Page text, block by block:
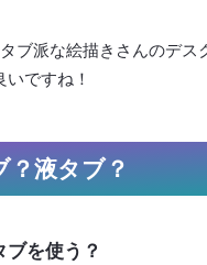
ブ派な絵描きさんのデス
ですね！
？液タブ？
ブを使う？